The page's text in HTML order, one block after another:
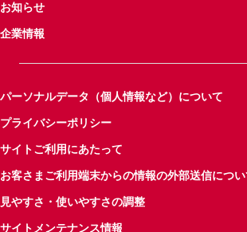
お知らせ
企業情報
パーソナルデータ（個人情報など）について
プライバシーポリシー
サイトご利用にあたって
お客さまご利用端末からの情報の外部送信につい
見やすさ・使いやすさの調整
サイトメンテナンス情報